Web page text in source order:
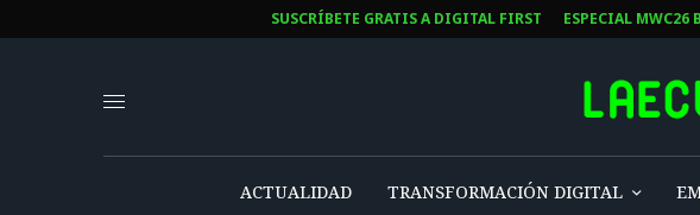
SUSCRÍBETE GRATIS A DIGITAL FIRST ESPECIAL MWC26
ACTUALIDAD TRANSFORMACIÓN DIGITAL